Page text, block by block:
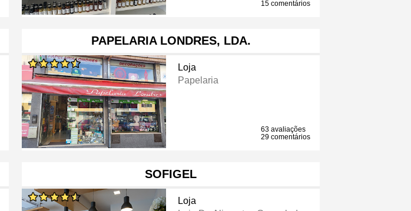
15 comentários
PAPELARIA LONDRES, LDA.
Loja
Papelaria
63 avaliações
29 comentários
SOFIGEL
Loja